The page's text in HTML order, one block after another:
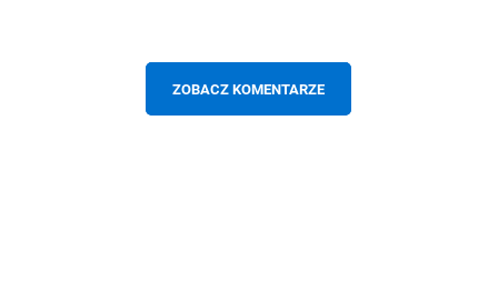
ZOBACZ KOMENTARZE